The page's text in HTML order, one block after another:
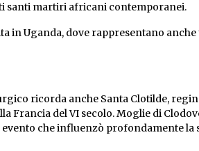
santi martiri africani contemporanei.
in Uganda, dove rappresentano
ricorda anche Santa Clotilde,
Francia del VI secolo. Moglie di
che influenzò profondamente la